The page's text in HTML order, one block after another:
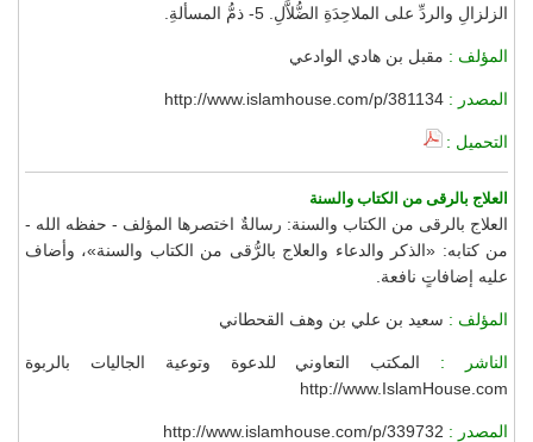
الزلزالِ والردِّ على الملاحِدَةِ الضُّلاَّلِ. 5- ذمُّ المسألةِ.
المؤلف : مقبل بن هادي الوادعي
المصدر : http://www.islamhouse.com/p/381134
التحميل :
العلاج بالرقى من الكتاب والسنة
العلاج بالرقى من الكتاب والسنة: رسالةٌ اختصرها المؤلف - حفظه الله -
من كتابه: «الذكر والدعاء والعلاج بالرُّقى من الكتاب والسنة»، وأضاف
عليه إضافاتٍ نافعة.
المؤلف : سعيد بن علي بن وهف القحطاني
الناشر : المكتب التعاوني للدعوة وتوعية الجاليات بالربوة
http://www.IslamHouse.com
المصدر : http://www.islamhouse.com/p/339732